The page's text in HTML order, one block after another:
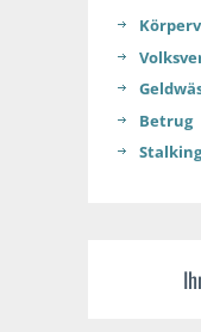
Betrug
Stalking